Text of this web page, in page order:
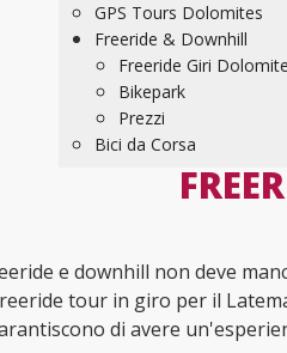
GPS Tours Dolomites
Freeride & Downhill
Freeride Giri
Bikepark
Prezzi
Bici da Corsa
e downhill non deve
tour in giro per il
di avere